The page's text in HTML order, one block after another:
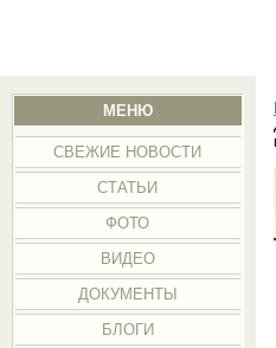
МЕНЮ
СВЕЖИЕ НОВОСТИ
СТАТЬИ
ФОТО
ВИДЕО
ДОКУМЕНТЫ
БЛОГИ